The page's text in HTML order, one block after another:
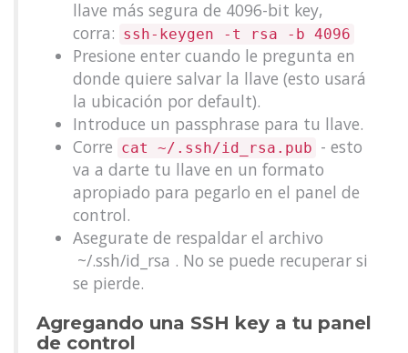
llave más segura de 4096-bit key,
corra: ssh-keygen -t rsa -b 4096
Presione enter cuando le pregunta en
donde quiere salvar la llave (esto usará
la ubicación por default).
Introduce un passphrase para tu llave.
Corre cat ~/.ssh/id_rsa.pub - esto
va a darte tu llave en un formato
apropiado para pegarlo en el panel de
control.
Asegurate de respaldar el archivo
~/.ssh/id_rsa . No se puede recuperar si
se pierde.
Agregando una SSH key a tu panel
de control